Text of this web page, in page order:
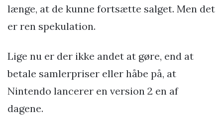
længe, at de kunne fortsætte salget. Men det
er ren spekulation.
Lige nu er der ikke andet at gøre, end at
betale samlerpriser eller håbe på, at
Nintendo lancerer en version 2 en af
dagene.